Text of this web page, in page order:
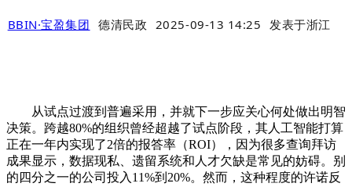
BBIN·宝盈集团 德清民政 2025-09-13 14:25 发表于浙江
从试点过渡到普遍采用，并就下一步应关心何处做出明智
决策。跨越80%的组织曾经超越了试点阶段，其人工智能打算
正在一年内实现了2倍的报答率（ROI），因为很多查询拜访
成果显示，数据现私、遗留系统和人才欠缺是常见的妨碍。别
的四分之一的公司投入11%到20%。然而，这种程度的许诺反